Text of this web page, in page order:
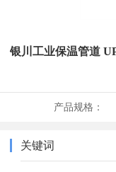
银川工业保温管道
产品规格：
关键词